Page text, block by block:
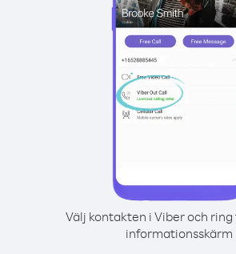
Välj kontakten i Viber och
informationsskärm